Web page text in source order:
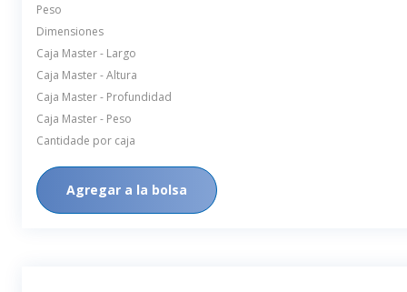
Peso
Dimensiones
Caja Master - Largo
Caja Master - Altura
Caja Master - Profundidad
Caja Master - Peso
Cantidade por caja
Agregar a la bolsa